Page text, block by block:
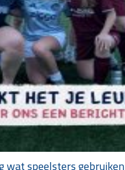
wat speelsters gebruiken